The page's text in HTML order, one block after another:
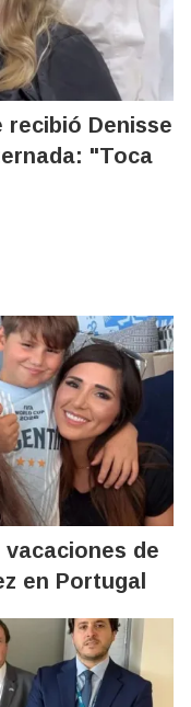
Denisse
"Toca
de
en Portugal